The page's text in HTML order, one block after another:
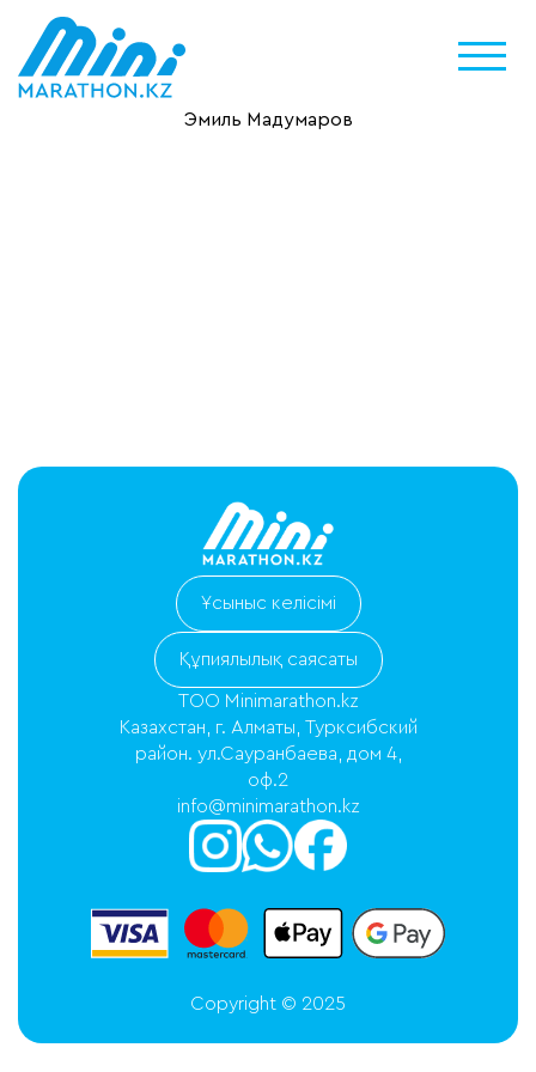
Эмиль Мадумаров
Ұсыныс келісімі
Құпиялылық саясаты
ТОО Minimarathon.kz
Казахстан, г. Алматы, Турксибский
район. ул.Сауранбаева, дом 4,
оф.2
info@minimarathon.kz
Copyright © 2025